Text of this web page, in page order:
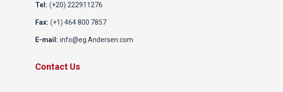
Tel: (+20) 222911276
Fax: (+1) 464 800 7857
E-mail: info@eg.Andersen.com
Contact Us